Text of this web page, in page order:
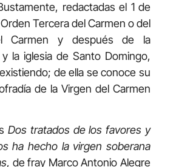
redactadas el 1 de
Tercera del Carmen o del
Carmen y después de la
la iglesia de Santo Domingo,
de ella se conoce su
de la Virgen del Carmen
Dos tratados de los favores y
ha hecho la virgen soberana
, de fray Marco Antonio Alegre